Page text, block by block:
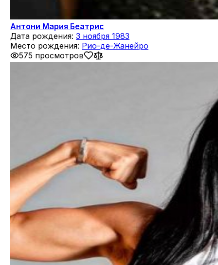
Антони Мария Беатрис
Дата рождения: 3 ноября 1983
Место рождения: Рио-де-Жанейро
575 просмотров